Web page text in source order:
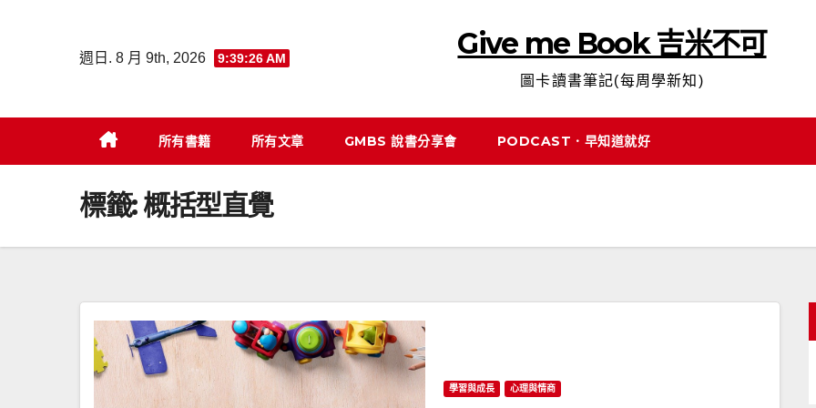
週日. 8 月 9th, 2026 9:39:27 AM Give me Book 吉米不可
圖卡讀書筆記(每周學新知)
所有書籍 所有文章 GMBS 說書分享會 PODCAST．早知道就好
標籤:概括型直覺
學習與成長 心理與情商